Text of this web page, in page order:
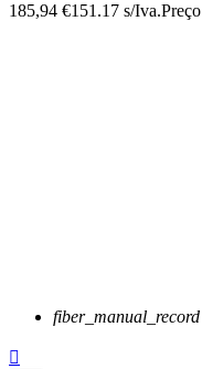
185,94 €151.17 s/Iva.Preço
fiber_manual_record
